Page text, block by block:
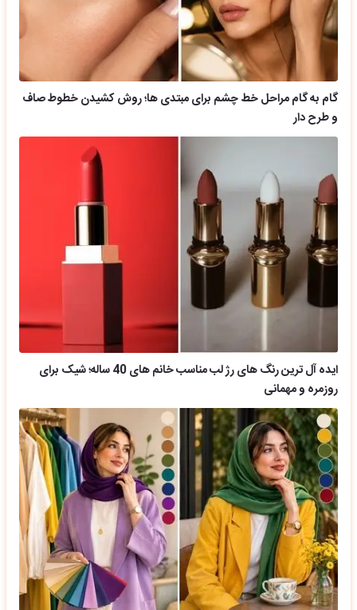
گام به گام مراحل خط چشم برای مبتدی ها؛ روش کشیدن خطوط صاف
و طرح دار
ایده آل ترین رنگ های رژ لب مناسب خانم های 40 ساله؛ شیک برای
روزمره و مهمانی